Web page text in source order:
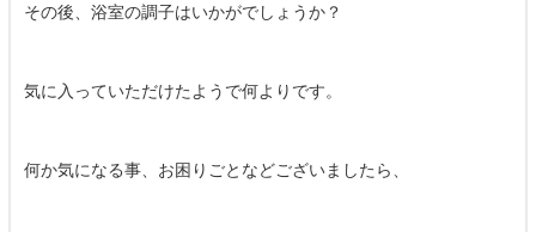
その後、浴室の調子はいかがでしょうか？
気に入っていただけたようで何よりです。
何か気になる事、お困りごとなどございましたら、